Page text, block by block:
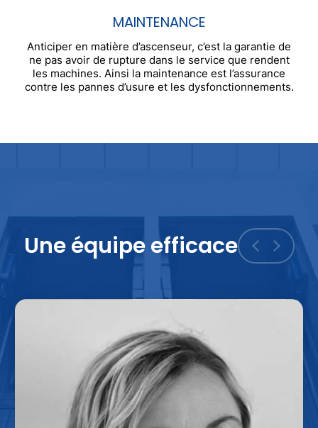
MAINTENANCE
Anticiper en matière d’ascenseur, c’est la garantie de
ne pas avoir de rupture dans le service que rendent
les machines. Ainsi la maintenance est l’assurance
contre les pannes d’usure et les dysfonctionnements.
Une équipe efficace